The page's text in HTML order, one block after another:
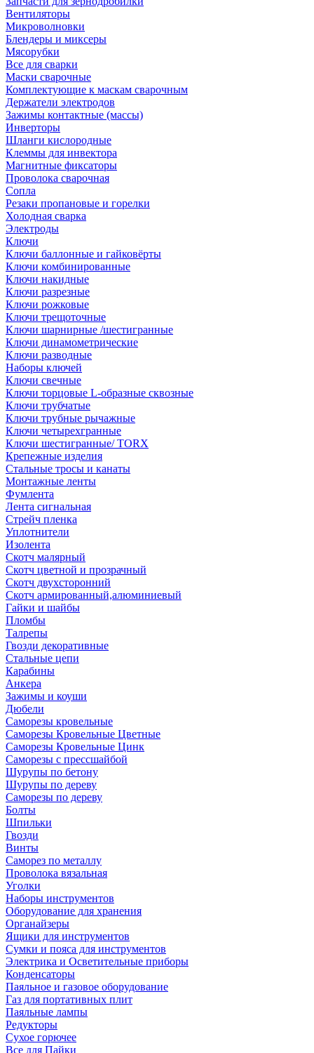
Вентиляторы
Микроволновки
Блендеры и миксеры
Мясорубки
Все для сварки
Маски сварочные
Комплектующие к маскам сварочным
Держатели электродов
Зажимы контактные (массы)
Инверторы
Шланги кислородные
Клеммы для инвектора
Магнитные фиксаторы
Проволока сварочная
Сопла
Резаки пропановые и горелки
Холодная сварка
Электроды
Ключи
Ключи баллонные и гайковёрты
Ключи комбинированные
Ключи накидные
Ключи разрезные
Ключи рожковые
Ключи трещоточные
Ключи шарнирные /шестигранные
Ключи динамометрические
Ключи разводные
Наборы ключей
Ключи свечные
Ключи торцовые L-образные сквозные
Ключи трубчатые
Ключи трубные рычажные
Ключи четырехгранные
Ключи шестигранные/ TORX
Крепежные изделия
Стальные тросы и канаты
Монтажные ленты
Фумлента
Лента сигнальная
Стрейч пленка
Уплотнители
Изолента
Скотч малярный
Скотч цветной и прозрачный
Скотч двухсторонний
Скотч армированный,алюминиевый
Гайки и шайбы
Пломбы
Талрепы
Гвозди декоративные
Стальные цепи
Карабины
Анкера
Зажимы и коуши
Дюбели
Саморезы кровельные
Саморезы Кровельные Цветные
Саморезы Кровельные Цинк
Саморезы с прессшайбой
Шурупы по бетону
Шурупы по дереву
Саморезы по дереву
Болты
Шпильки
Гвозди
Винты
Саморез по металлу
Проволока вязальная
Уголки
Наборы инструментов
Оборудование для хранения
Органайзеры
Ящики для инструментов
Сумки и пояса для инструментов
Электрика и Осветительные приборы
Конденсаторы
Паяльное и газовое оборудование
Газ для портативных плит
Паяльные лампы
Редукторы
Сухое горючее
Все для Пайки